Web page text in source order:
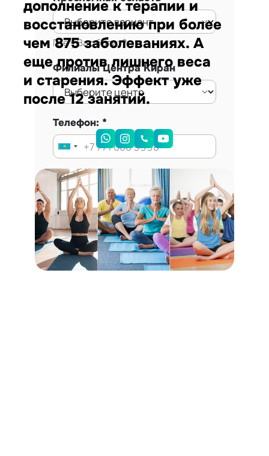
Где у Вас болит?
Филиалы Центра Киран
Телефон:
Запись на консультацию
дополнение к терапии и
восстановлению при более
чем 875 заболеваниях. А
еще против лишнего веса
и старения. Эффект уже
после 12 занятий.